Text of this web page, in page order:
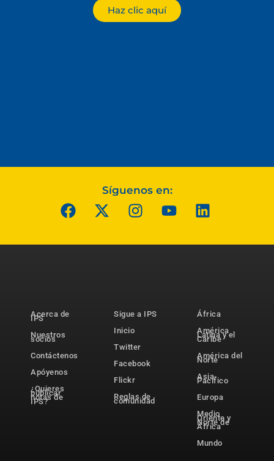
Haz clic aquí
Síguenos en:
Acerca de
IPS
Nuestros
socios
Contáctenos
Apóyenos
¿Quieres
publicar
notas de
IPS?
Sigue a IPS
Inicio
Twitter
Facebook
Flickr
Reglas de
comunidad
África
América
Latina y el
Caribe
América del
Norte
Asia-
Pacífico
Europa
Medio
Oriente y
Norte de
África
Mundo